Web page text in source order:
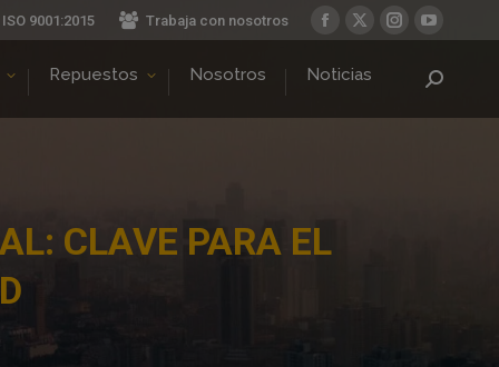
ISO 9001:2015 Trabaja con nosotros
Facebook
in
X
in
Instagram
opens
in
opens
in
Repuestos Nosotros Noticias Buscar:
CLAVE PARA EL